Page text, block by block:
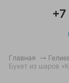
Главная
Букет из шаров